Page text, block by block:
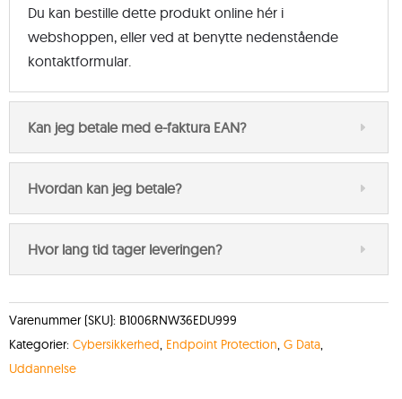
Du kan bestille dette produkt online hér i
webshoppen, eller ved at benytte nedenstående
kontaktformular.
Kan jeg betale med e-faktura EAN?
Hvordan kan jeg betale?
Hvor lang tid tager leveringen?
Varenummer (SKU): B1006RNW36EDU999
Kategorier: Cybersikkerhed, Endpoint Protection, G Data,
Uddannelse